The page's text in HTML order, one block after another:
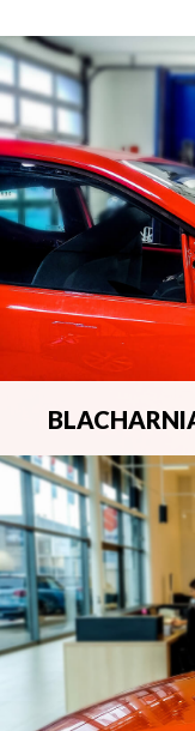
Kompleksowa
blacharsko-